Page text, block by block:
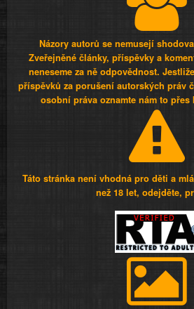
Názory autorů se nemusejí
Zveřejněné články, příspěvky a
neneseme za ně odpovědnost.
příspěvků za porušení autorských práv
osobní práva oznamte nám to
Táto stránka není vhodná pro děti a
než 18 let, odejděte,